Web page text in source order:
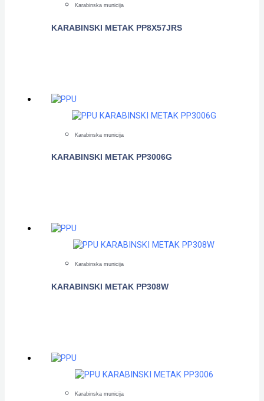
Karabinska municija
KARABINSKI METAK PP8X57JRS
Karabinska municija
KARABINSKI METAK PP3006G
Karabinska municija
KARABINSKI METAK PP308W
Karabinska municija